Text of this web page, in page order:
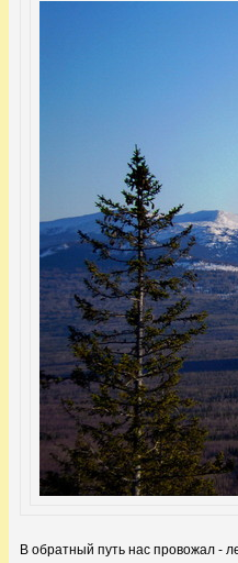
В обратный путь нас провожал -